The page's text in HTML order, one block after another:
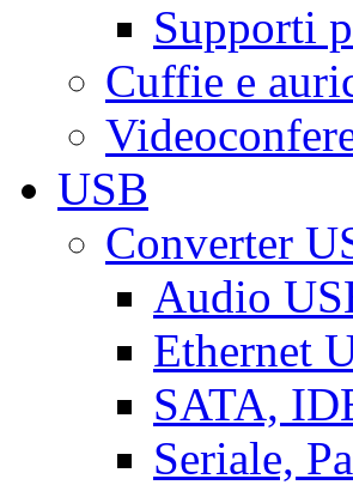
Supporti
Cuffie e
USB
Converter
Audio
Ethernet
SATA,
Seriale,